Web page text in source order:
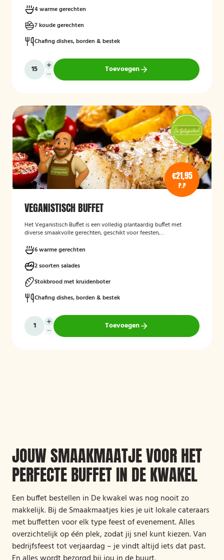
4 warme gerechten
7 koude gerechten
Chafing dishes, borden & bestek
Toevoegen
€21,95
P.P
VEGANISTISCH BUFFET
HetVeganistisch Buffet is een volledig plantaardig buffet met
diverse smaakvolle gerechten, geschikt voor feesten,
gevarieerde keuze zonder dierlijke producten en sluit aan bij gasten
die bewust of veganistisch eten.
6 warme gerechten
2 soorten salades
Stokbrood met kruidenboter
Chafing dishes, borden & bestek
Toevoegen
JOUW SMAAKMAATJE VOOR HET
PERFECTE BUFFET IN DE KWAKEL
Een buffet bestellen in De kwakel was nog nooit zo
makkelijk. Bij de Smaakmaatjes kies je uit lokale cateraars
met buffetten voor elk type feest of evenement. Alles
overzichtelijk op één plek, zodat jij snel kunt kiezen. Van
bedrijfsfeest tot verjaardag – je vindt altijd iets dat past.